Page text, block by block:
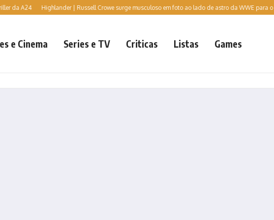
A24 Highlander | Russell Crowe surge musculoso em foto ao lado de astro da WWE para o reboot
e Cinema Series e TV Criticas Listas Games